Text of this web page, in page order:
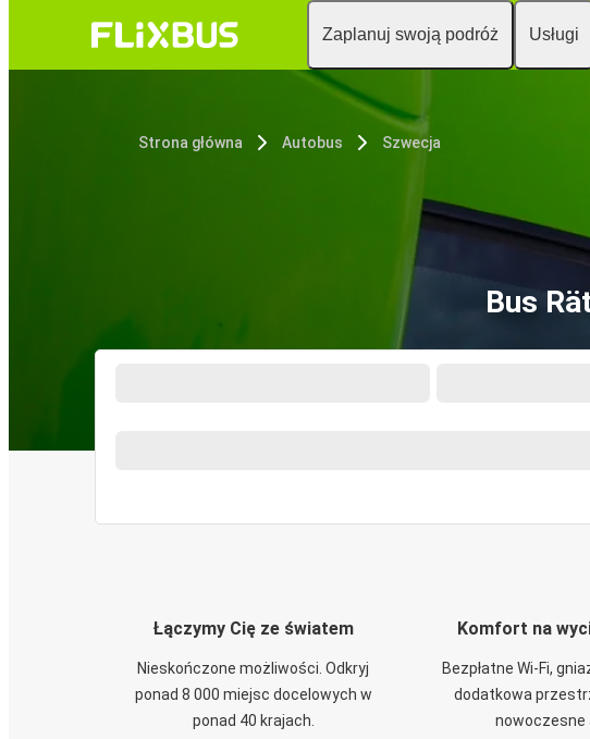
Zaplanuj swoją podróż Usługi
Strona główna Autobus Szwecja
Bus
Łączymy Cię ze światem
Nieskończone możliwości. Odkryj
ponad 8 000 miejsc docelowych w
ponad 40 krajach.
Komfort na
Bezpłatne Wi-Fi,
dodatkowa
nowoczesne